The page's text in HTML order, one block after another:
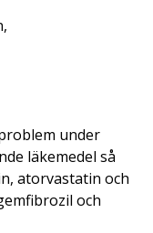
under
läkemedel så
atorvastatin och
och